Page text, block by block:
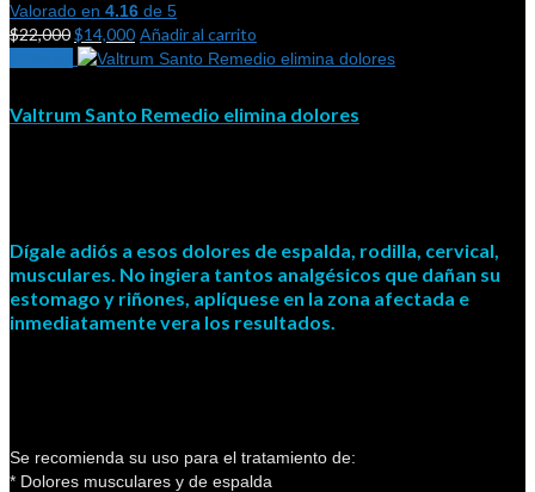
Valorado en 4.16 de 5
$22,000$14,000 Añadir al carrito
Valtrum Santo Remedio elimina dolores
Dígale adiós a esos dolores de espalda, rodilla, cervical,
musculares. No ingiera tantos analgésicos que dañan su
estomago y riñones, aplíquese en la zona afectada e
inmediatamente vera los resultados.
Se recomienda su uso para el tratamiento de:
* Dolores musculares y de espalda